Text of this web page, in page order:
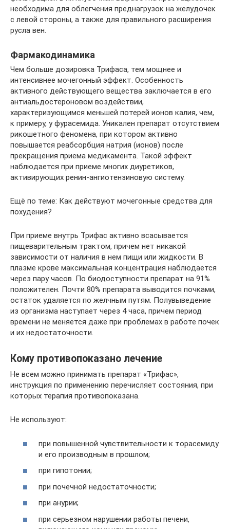
необходима для облегчения преднагрузок на желудочек
с левой стороны, а также для правильного расширения
русла вен.
Фармакодинамика
Чем больше дозировка Трифаса, тем мощнее и
интенсивнее мочегонный эффект. Особенность
активного действующего вещества заключается в его
антиальдостероновом воздействии,
характеризующимся меньшей потерей ионов калия, чем,
к примеру, у фурасемида. Уникален препарат отсутствием
рикошетного феномена, при котором активно
повышается реабсорбция натрия (ионов) после
прекращения приема медикамента. Такой эффект
наблюдается при приеме многих диуретиков,
активирующих ренин-ангиотензиновую систему.
Ещё по теме: Как действуют мочегонные средства для
похудения?
При приеме внутрь Трифас активно всасывается
пищеварительным трактом, причем нет никакой
зависимости от наличия в нем пищи или жидкости. В
плазме крове максимальная концентрация наблюдается
через пару часов. По биодоступности препарат на 91%
положителен. Почти 80% препарата выводится почками,
остаток удаляется по желчным путям. Полувыведение
из организма наступает через 4 часа, причем период
времени не меняется даже при проблемах в работе почек
и их недостаточности.
Кому противопоказано лечение
Не всем можно принимать препарат «Трифас»,
инструкция по применению перечисляет состояния, при
которых терапия противопоказана.
Не используют:
при повышенной чувствительности к торасемиду
и его производным в прошлом;
при гипотонии;
при почечной недостаточности;
при анурии;
при серьезном нарушении работы печени,